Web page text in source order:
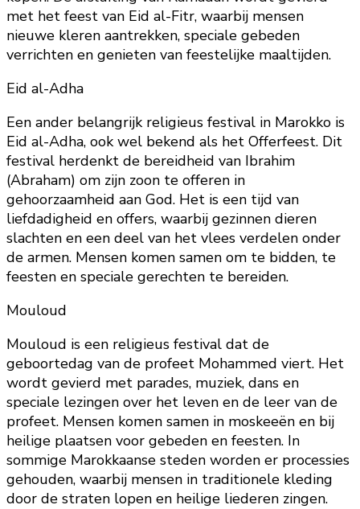
met het feest van Eid al-Fitr, waarbij mensen
nieuwe kleren aantrekken, speciale gebeden
verrichten en genieten van feestelijke maaltijden.
Eid al-Adha
Een ander belangrijk religieus festival in Marokko is
Eid al-Adha, ook wel bekend als het Offerfeest. Dit
festival herdenkt de bereidheid van Ibrahim
(Abraham) om zijn zoon te offeren in
gehoorzaamheid aan God. Het is een tijd van
liefdadigheid en offers, waarbij gezinnen dieren
slachten en een deel van het vlees verdelen onder
de armen. Mensen komen samen om te bidden, te
feesten en speciale gerechten te bereiden.
Mouloud
Mouloud is een religieus festival dat de
geboortedag van de profeet Mohammed viert. Het
wordt gevierd met parades, muziek, dans en
speciale lezingen over het leven en de leer van de
profeet. Mensen komen samen in moskeeën en bij
heilige plaatsen voor gebeden en feesten. In
sommige Marokkaanse steden worden er processies
gehouden, waarbij mensen in traditionele kleding
door de straten lopen en heilige liederen zingen.